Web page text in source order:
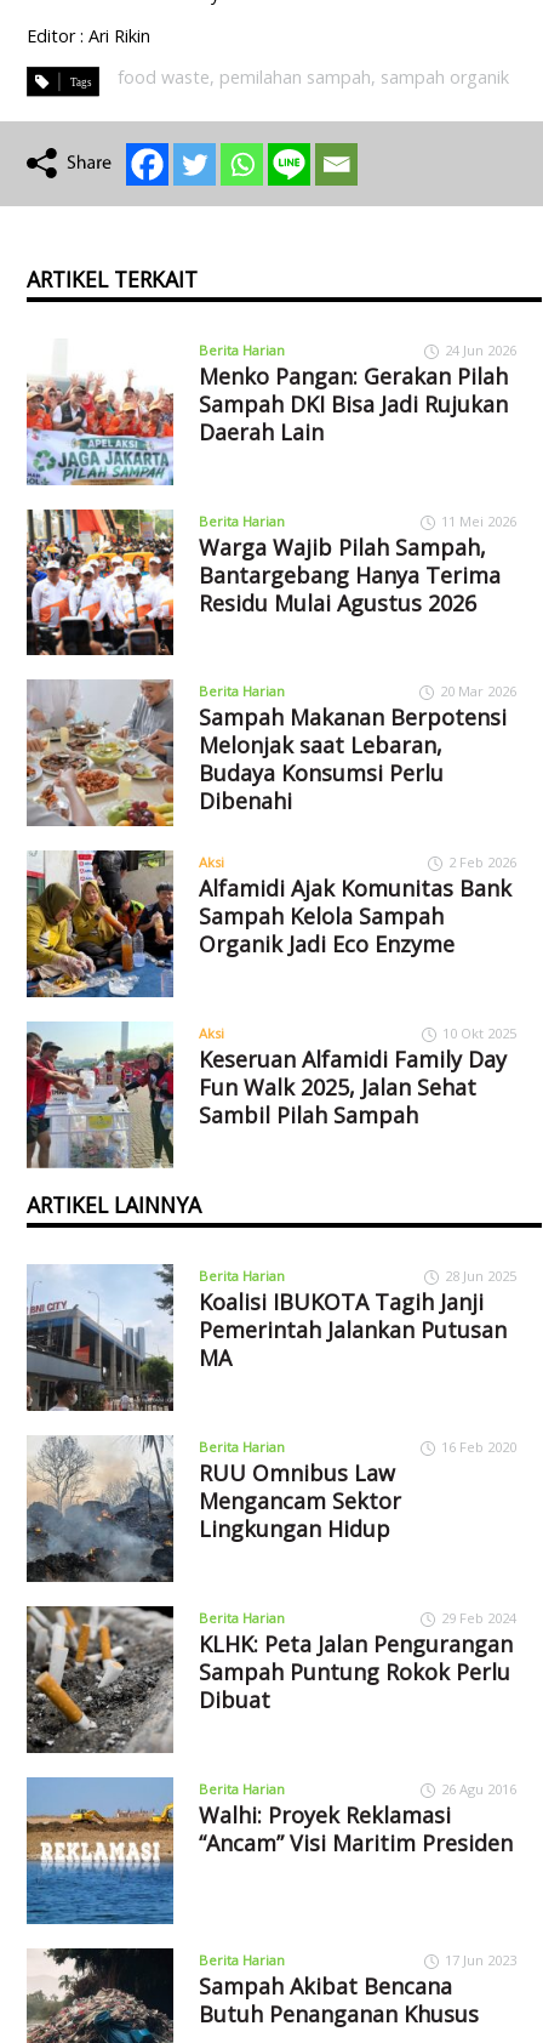
Editor : Ari Rikin
food waste, pemilahan sampah, sampah organik
ARTIKEL TERKAIT
Berita Harian 24 Jun 2026
Menko Pangan: Gerakan Pilah
Sampah DKI Bisa Jadi Rujukan
Daerah Lain
Berita Harian 11 Mei 2026
Warga Wajib Pilah Sampah,
Bantargebang Hanya Terima
Residu Mulai Agustus 2026
Berita Harian 20 Mar 2026
Sampah Makanan Berpotensi
Melonjak saat Lebaran,
Budaya Konsumsi Perlu
Dibenahi
Aksi 2 Feb 2026
Alfamidi Ajak Komunitas Bank
Sampah Kelola Sampah
Organik Jadi Eco Enzyme
Aksi 10 Okt 2025
Keseruan Alfamidi Family Day
Fun Walk 2025, Jalan Sehat
Sambil Pilah Sampah
ARTIKEL LAINNYA
Berita Harian 28 Jun 2025
Koalisi IBUKOTA Tagih Janji
Pemerintah Jalankan Putusan
MA
Berita Harian 16 Feb 2020
RUU Omnibus Law
Mengancam Sektor
Lingkungan Hidup
Berita Harian 29 Feb 2024
KLHK: Peta Jalan Pengurangan
Sampah Puntung Rokok Perlu
Dibuat
Berita Harian 26 Agu 2016
Walhi: Proyek Reklamasi
“Ancam” Visi Maritim Presiden
Berita Harian 17 Jun 2023
Sampah Akibat Bencana
Butuh Penanganan Khusus